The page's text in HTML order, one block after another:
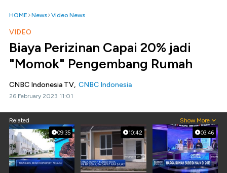
HOME News Video News
VIDEO
Biaya Perizinan Capai 20% jadi
"Momok" Pengembang Rumah
CNBC Indonesia TV, CNBC Indonesia
26 February 2023 11:01
Related Show More
09:35 10:42 03:46